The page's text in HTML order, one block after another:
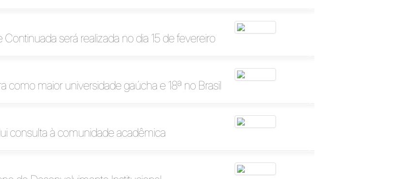
será realizada no dia 15 de fevereiro
como maior universidade gaúcha e 18ª no Brasil
consulta à comunidade acadêmica